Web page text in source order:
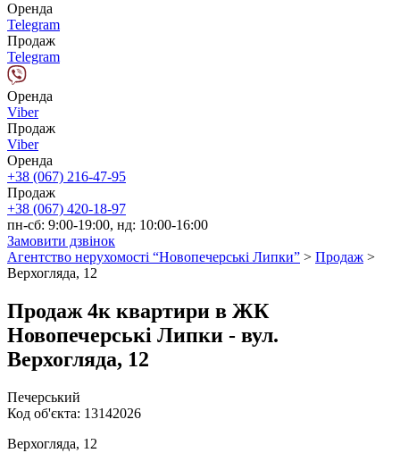
Оренда
Telegram
Продаж
Telegram
Оренда
Viber
Продаж
Viber
Оренда
+38 (067) 216-47-95
Продаж
+38 (067) 420-18-97
пн-сб: 9:00-19:00, нд: 10:00-16:00
Замовити дзвінок
Агентство нерухомості “Новопечерські Липки” > Продаж >
Верхогляда, 12
Продаж 4к квартири в ЖК
Новопечерські Липки - вул.
Верхогляда, 12
Печерський
Код об'єкта: 13142026
Верхогляда, 12